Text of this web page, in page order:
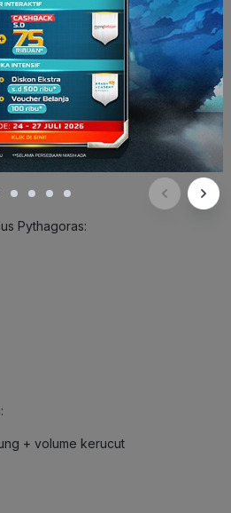
12 cm3/menit.
Pythagoras:
+ volume kerucut